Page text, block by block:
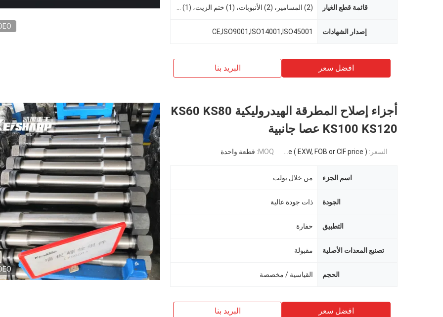
قائمة قطع الغيار
إصدار الشهادات CE,ISO9001,ISO14001,ISO45001
افضل سعر البريد بنا
أجزاء إصلاح المطرقة الهيدروليكية KS60 KS80
KS100 KS120 عصا جانبية
السعر: Negotiable ( EXW, FOB or CIF price )
MOQ: قطعة واحدة
اسم الجزء من خلال بولت
الجودة ذات جودة عالية
التطبيق حفارة
تصنيع المعدات الأصلية مقبولة
الحجم القياسية / مخصصة
افضل سعر البريد بنا